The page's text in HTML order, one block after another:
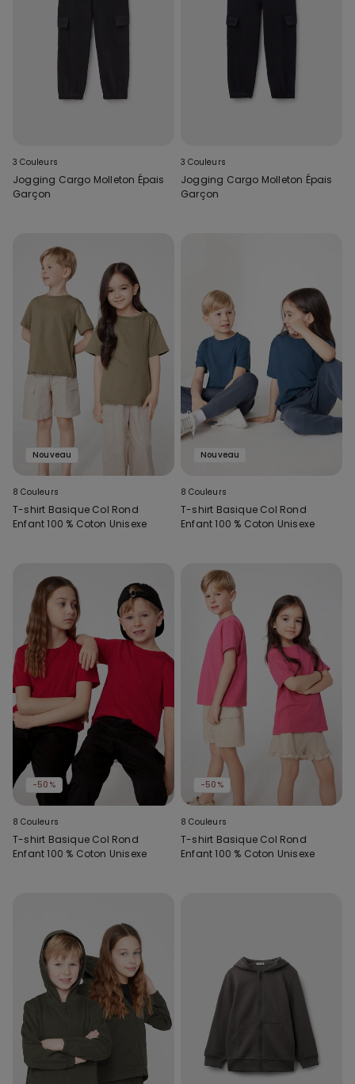
3 Couleurs
Jogging Cargo Molleton Épais
Garçon
3 Couleurs
Jogging Cargo Molleton Épais
Garçon
Nouveau
8 Couleurs
T-shirt Basique Col Rond
Enfant 100 % Coton Unisexe
Nouveau
8 Couleurs
T-shirt Basique Col Rond
Enfant 100 % Coton Unisexe
-50%
8 Couleurs
T-shirt Basique Col Rond
Enfant 100 % Coton Unisexe
-50%
8 Couleurs
T-shirt Basique Col Rond
Enfant 100 % Coton Unisexe